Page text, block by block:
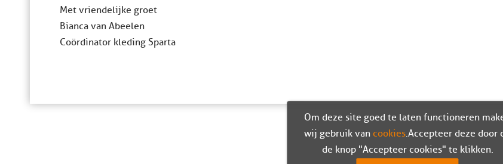
Met vriendelijke groet
Bianca van Abeelen
Coördinator kleding Sparta
Om deze site goed te laten functioneren
wij gebruik van cookies. Accepteer deze door
de knop "Accepteer cookies" te klikken.